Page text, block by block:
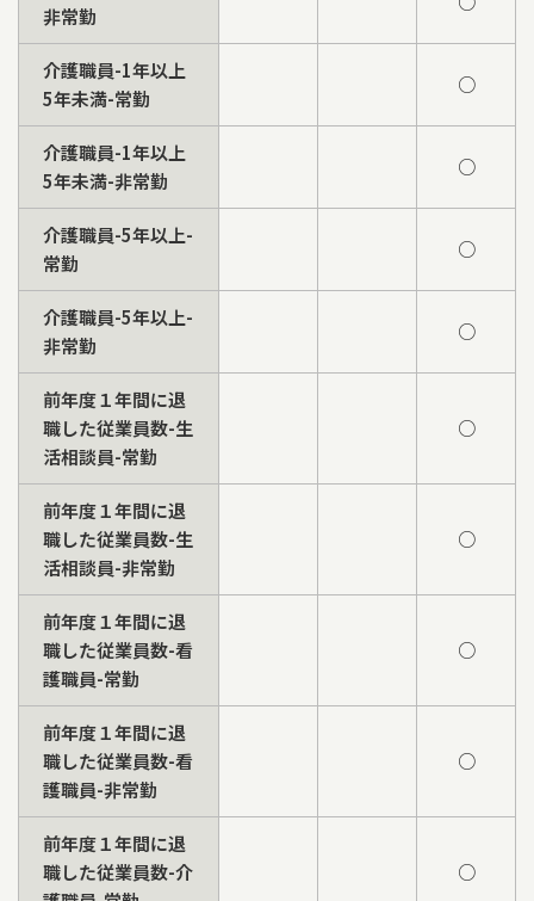
非常勤
介護職員-1年以上
5年未満-常勤
○
介護職員-1年以上
5年未満-非常勤
○
介護職員-5年以上-
常勤
○
介護職員-5年以上-
非常勤
○
前年度１年間に退
職した従業員数-生
活相談員-常勤
○
前年度１年間に退
職した従業員数-生
活相談員-非常勤
○
前年度１年間に退
職した従業員数-看
護職員-常勤
○
前年度１年間に退
職した従業員数-看
護職員-非常勤
○
前年度１年間に退
職した従業員数-介
○